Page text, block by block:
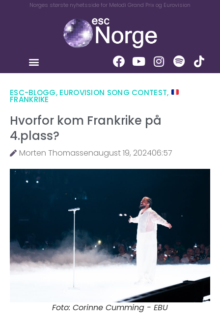
Norges største nyhetsside for Melodi Grand Prix og Eurovision
ESC-BLOGG, EUROVISION SONG CONTEST,
FRANKRIKE
Hvorfor kom Frankrike på
4.plass?
Morten Thomassenaugust 19, 202406:57
Foto: Corinne Cumming - EBU